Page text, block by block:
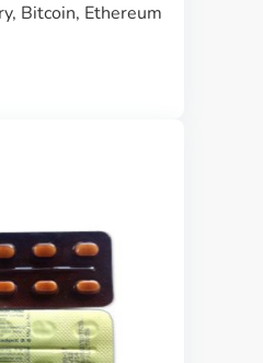
Bitcoin, Ethereum